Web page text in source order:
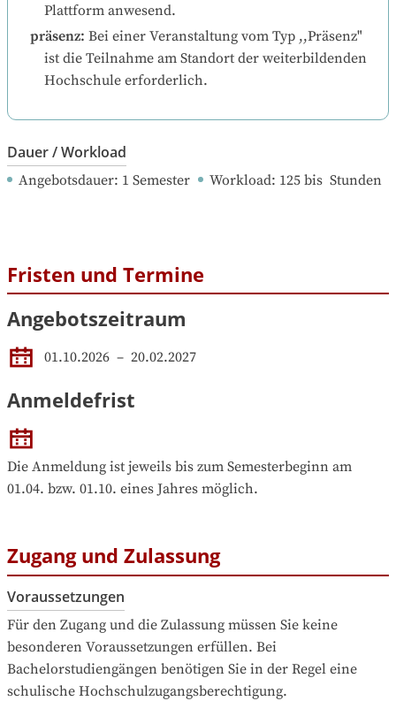
Plattform anwesend.
präsenz: Bei einer Veranstaltung vom Typ ,,Präsenz"
ist die Teilnahme am Standort der weiterbildenden
Hochschule erforderlich.
Dauer / Workload
Angebotsdauer: 1 Semester Workload: 125 bis Stunden
Fristen und Termine
Angebotszeitraum
01.10.2026 – 20.02.2027
Anmeldefrist
Die Anmeldung ist jeweils bis zum Semesterbeginn am
01.04. bzw. 01.10. eines Jahres möglich.
Zugang und Zulassung
Voraussetzungen
Für den Zugang und die Zulassung müssen Sie keine
besonderen Voraussetzungen erfüllen. Bei
Bachelorstudiengängen benötigen Sie in der Regel eine
schulische Hochschulzugangsberechtigung.